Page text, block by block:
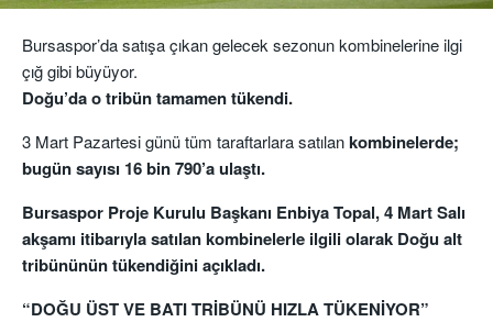
Bursaspor’da satışa çıkan gelecek sezonun kombinelerine ilgi
çığ gibi büyüyor.
Doğu’da o tribün tamamen tükendi.
3 Mart Pazartesi günü tüm taraftarlara satılankombinelerde;
bugün sayısı 16 bin 790’a ulaştı.
Bursaspor Proje Kurulu Başkanı Enbiya Topal, 4 Mart Salı
akşamı itibarıyla satılan kombinelerle ilgili olarak Doğu alt
tribününün tükendiğini açıkladı.
“DOĞU ÜST VE BATI TRİBÜNÜ HIZLA TÜKENİYOR”